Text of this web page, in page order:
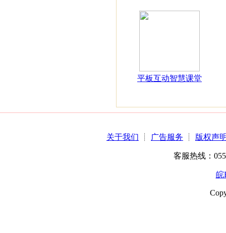
平板互动智慧课堂
关于我们 ┊ 广告服务 ┊ 版权声
客服热线：
皖